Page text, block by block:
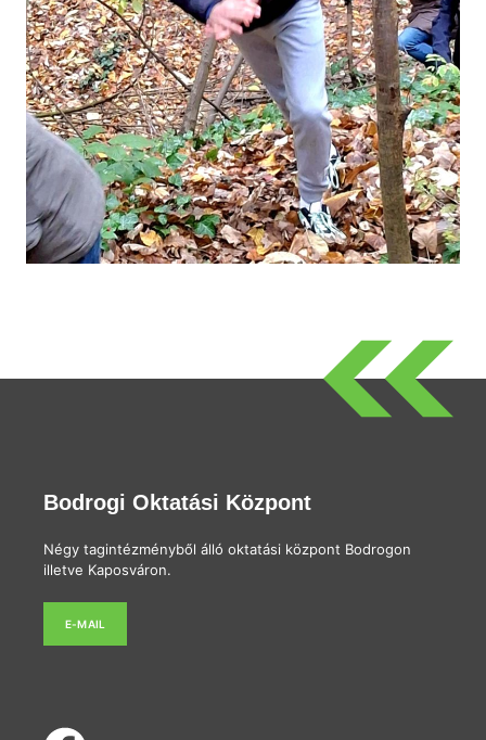
Bodrogi Oktatási Központ
Négy tagintézményből álló oktatási központ Bodrogon
illetve Kaposváron.
E-MAIL